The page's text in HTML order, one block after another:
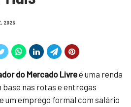
2025
do Mercado Livreé uma renda
nas rotas e entregas
um emprego formal com salário